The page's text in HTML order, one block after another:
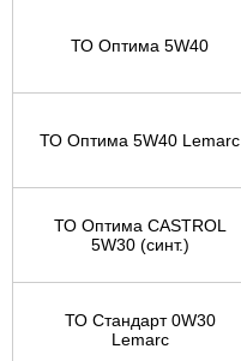
ТО Оптима 5W40
ТО Оптима 5W40 Lemarc
ТО Оптима CASTROL
5W30 (синт.)
ТО Стандарт 0W30
Lemarc